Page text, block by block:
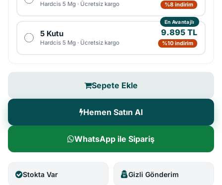
Hardcis 5 Mg · Ücretsiz kargo %8 indirim
En Avantajlı
5 Kutu
Hardcis 5 Mg · Ücretsiz kargo
9.895 TL
%10 indirim
Sepete Ekle
Hemen Satın Al
WhatsApp ile Sipariş
Stokta Var Gizli Gönderim